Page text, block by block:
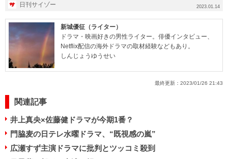
日刊サイゾー 2023.01.14
新城優征（ライター）
ドラマ・映画好きの男性ライター。俳優インタビュー、
Netflix配信の海外ドラマの取材経験などもあり。
しんじょうゆうせい
最終更新： 2023/01/26 21:43
関連記事
井上真央×佐藤健ドラマが今期1番？
門脇麦の日テレ水曜ドラマ、“既視感の嵐”
広瀬すず主演ドラマに批判とツッコミ殺到